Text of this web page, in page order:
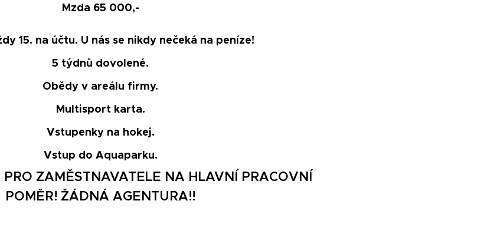
Mzda 65 000,-
15. na účtu. U nás se nikdy nečeká na peníze!
5 týdnů dovolené.
Obědy v areálu firmy.
Multisport karta.
Vstupenky na hokej.
Vstup do Aquaparku.
PRO ZAMĚSTNAVATELE NA HLAVNÍ PRACOVNÍ
POMĚR! ŽÁDNÁ AGENTURA!!